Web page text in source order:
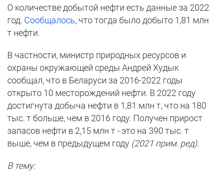
О количестве добытой нефти есть данные за 2022
год. Сообщалось, что тогда было добыто 1,81 млн
т нефти.
В частности, министр природных ресурсов и
охраны окружающей среды Андрей Худык
сообщал, что в Беларуси за 2016-2022 годы
открыто 10 месторождений нефти. В 2022 году
достигнута добыча нефти в 1,81 млн т, что на 180
тыс. т больше, чем в 2016 году. Получен прирост
запасов нефти в 2,15 млн т - это на 390 тыс. т
выше, чем в предыдущем году (2021 прим. ред).
В тему: